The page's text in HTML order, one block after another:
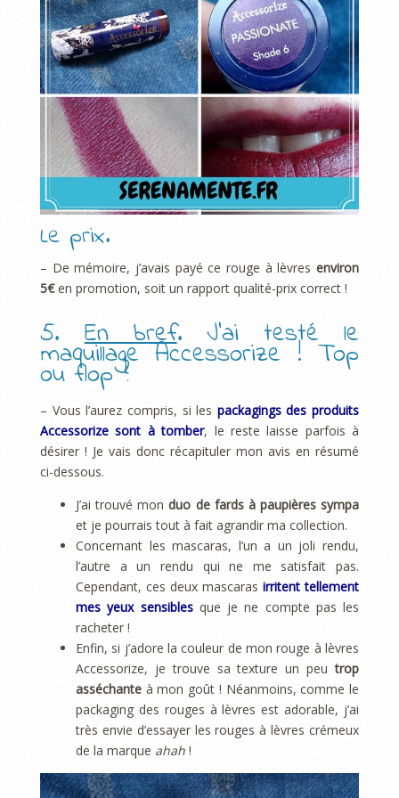
Le prix.
– De mémoire, j’avais payé ce rouge à lèvres environ
5€en promotion, soit un rapport qualité-prix correct !
5.En bref. J’ai testé le
maquillage Accessorize ! Top
ou flop ?
– Vous l’aurez compris, si les packagings des produits
Accessorize sont à tomber, le reste laisse parfois à
désirer ! Je vais donc récapituler mon avis en résumé
ci-dessous.
J’ai trouvé monduo de fards à paupières sympa
et je pourrais tout à fait agrandir ma collection.
Concernant les mascaras, l’un a un joli rendu,
l’autre a un rendu qui ne me satisfait pas.
Cependant, ces deux mascaras irritent tellement
mes yeux sensiblesque je ne compte pas les
racheter !
Enfin, si j’adore la couleur de mon rouge à lèvres
Accessorize, je trouve sa texture un peutrop
asséchante à mon goût ! Néanmoins, comme le
packaging des rouges à lèvres est adorable, j’ai
très envie d’essayer les rouges à lèvres crémeux
de la marque ahah !